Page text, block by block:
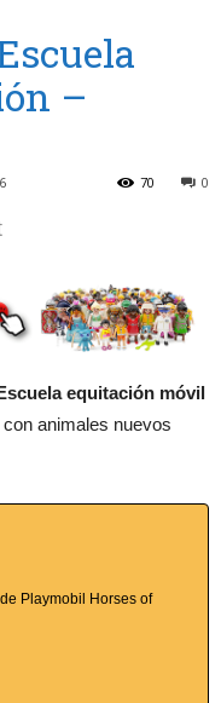
–
0
70
equitación móvil
animales nuevos
Playmobil Horses of